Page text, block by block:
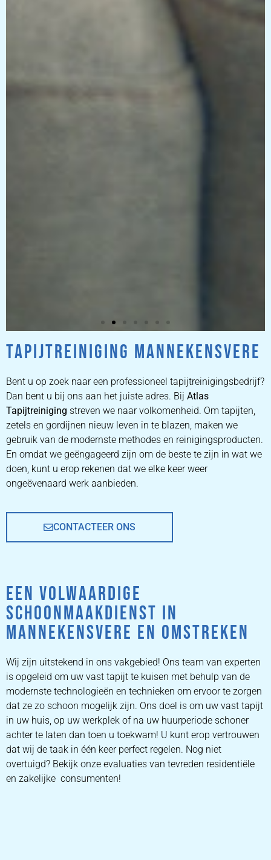
ZETEL
REINIGEN
ZETEL REINIGEN DOOR
PROFESSIONALS
PRIJZEN
TAPIJTREINIGING MANNEKENSVERE
Bent u op zoek naar een professioneel tapijtreinigingsbedrijf?
Dan bent u bij ons aan het juiste adres. Bij Atlas
Tapijtreiniging streven we naar volkomenheid. Om tapijten,
zetels en gordijnen nieuw leven in te blazen, maken we
gebruik van de modernste methodes en reinigingsproducten.
En omdat we geëngageerd zijn om de beste te zijn in wat we
doen, kunt u erop rekenen dat we elke keer weer
ongeëvenaard werk aanbieden.
CONTACTEER ONS
EEN VOLWAARDIGE
SCHOONMAAKDIENST IN
MANNEKENSVERE EN OMSTREKEN
Wij zijn uitstekend in ons vakgebied! Ons team van experten
is opgeleid om uw vast tapijt te kuisen met behulp van de
modernste technologieën en technieken om ervoor te zorgen
dat ze zo schoon mogelijk zijn. Ons doel is om uw vast tapijt
in uw huis, op uw werkplek of na uw huurperiode schoner
achter te laten dan toen u toekwam! U kunt erop vertrouwen
dat wij de taak in één keer perfect regelen. Nog niet
overtuigd? Bekijk onze evaluaties van tevreden residentiële
en zakelijke consumenten!